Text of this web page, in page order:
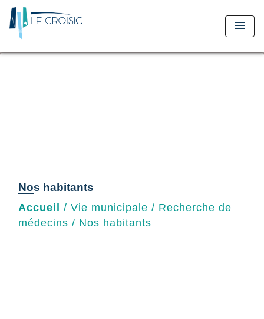
menu
Nos habitants
Accueil / Vie municipale / Recherche de
médecins / Nos habitants